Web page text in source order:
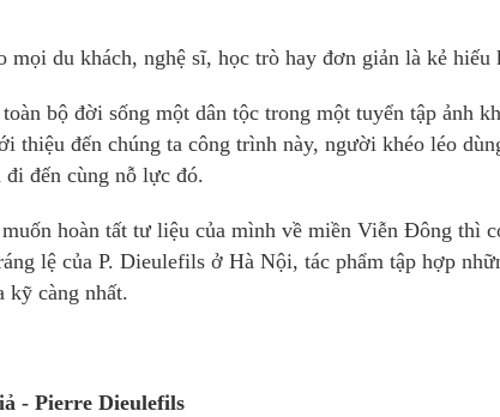
mọi du khách, nghệ sĩ, học trò hay đơn giản là kẻ hiếu
bộ đời sống một dân tộc trong một tuyển tập ảnh
thiệu đến chúng ta công trình này, người khéo léo
đi đến cùng nỗ lực đó.
hoàn tất tư liệu của mình về miền Viễn Đông thì
lệ của P. Dieulefils ở Hà Nội, tác phẩm tập hợp
kỹ càng nhất.
- Pierre Dieulefils